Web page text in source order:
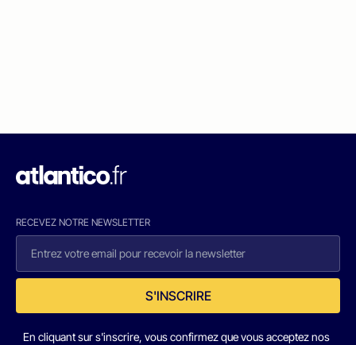
RECEVEZ NOTRE NEWSLETTER
S'INSCRIRE
En cliquant sur s'inscrire, vous confirmez que vous acceptez nos